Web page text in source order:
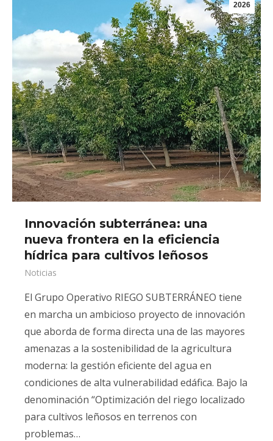
2026
Innovación subterránea: una
nueva frontera en la eficiencia
hídrica para cultivos leñosos
Noticias
El Grupo Operativo RIEGO SUBTERRÁNEO tiene
en marcha un ambicioso proyecto de innovación
que aborda de forma directa una de las mayores
amenazas a la sostenibilidad de la agricultura
moderna: la gestión eficiente del agua en
condiciones de alta vulnerabilidad edáfica. Bajo la
denominación “Optimización del riego localizado
para cultivos leñosos en terrenos con
problemas…